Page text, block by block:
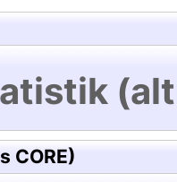
CORE)